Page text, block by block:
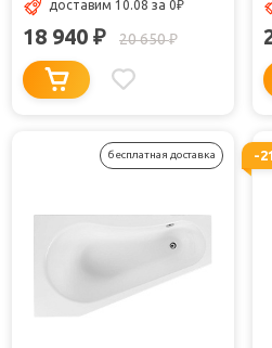
доставим 10.08 за 0₽
18 940 ₽ 20 650₽
бесплатная доставка -